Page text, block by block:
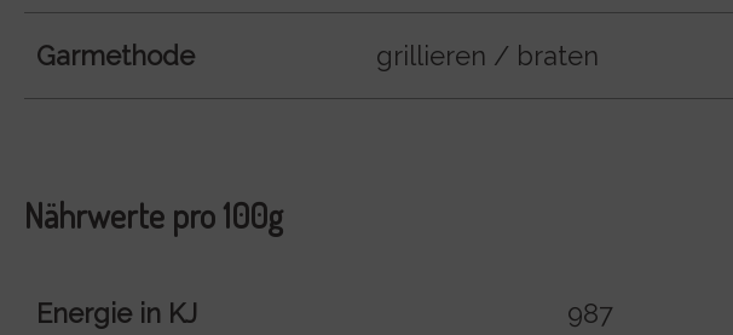
Garmethode grillieren / braten
Nährwerte pro 100g
Energie in KJ 987